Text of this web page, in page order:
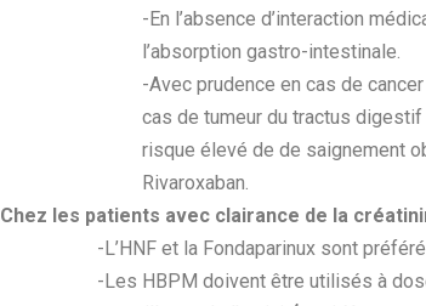
-En l’absence d’interaction
l’absorption gastro-intestinale.
-Avec prudence en cas de
cas de tumeur du tractus
risque élevé de de saignement
Rivaroxaban.
Chez les patients avec clairance de la
-L’HNF et la Fondaparinux sont
-Les HBPM doivent être utilisés à